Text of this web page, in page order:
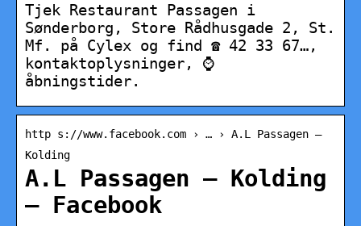
Tjek Restaurant Passagen i
Sønderborg, Store Rådhusgade 2, St.
Mf. på Cylex og find ☎ 42 33 67…,
kontaktoplysninger, ⌚
åbningstider.
http s://www.facebook.com › … › A.L Passagen –
Kolding
A.L Passagen – Kolding
– Facebook